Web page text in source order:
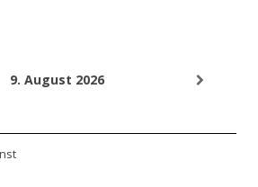
9. August 2026